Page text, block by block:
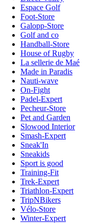
Espace Golf
Foot-Store
Galopp-Store
Golf and co
Handball-Store
House of Rugby
La sellerie de Maé
Made in Paradis
Nauti-wave
On-Fight
Padel-Expert
Pecheur-Store
Pet and Garden
Slowood Interior
Smash-Expert
Sneak'In
Sneakids
Sport is good
Training-Fit
Trek-Expert
Triathlon-Expert
TripNBikers
Vélo-Store
Winter-Expert